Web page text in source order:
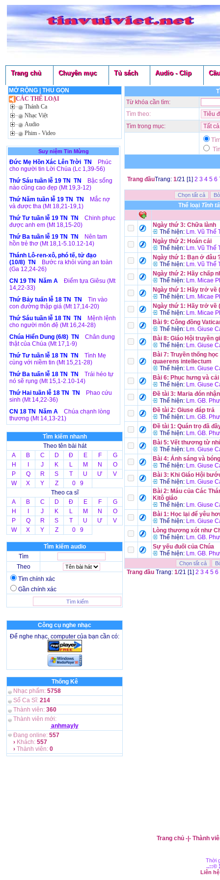
Trang chủ Chuyên mục Tủ sách Audio - Clip
MỞ RỘNG| THU GỌN
CÁC THỂ LOẠI
Thánh Ca
Nhạc Việt
Audio
Phim - Video
Suy niệm Tin Mừng
Đức Mẹ Hồn Xác Lên Trời TN
Phúc
cho người tin Lời Chúa (Lc 1,39-56)
Thứ Sáu tuần lễ 19 TN TN
Bậc sống
nào cũng cao đẹp (Mt 19,3-12)
Thứ Năm tuần lễ 19 TN TN
Mắc nợ
và được tha (Mt 18,21-19,1)
Thứ Tư tuần lễ 19 TN TN
Chinh phục
được anh em (Mt 18,15-20)
Thứ Ba tuần lễ 19 TN TN
Nên tam
hồn trẻ thơ (Mt 18,1-5.10.12-14)
Thánh Lô-ren-xô, phó tế, tử đạo
(10/8) TN
Bước ra khỏi vùng an toàn
(Ga 12,24-26)
CN 19 TN Năm A
Điểm tựa Giêsu (Mt
14,22-33)
Thứ Bảy tuấn lễ 18 TN TN
Tin vào
con đường thập giá (Mt 17,14-20)
Thứ Sáu tuần lễ 18 TN TN
Mệnh lệnh
cho người môn đệ (Mt 16,24-28)
Chúa Hiển Dung (6/8) TN
Chân dung
thật của Chúa (Mt 17,1-9)
Thứ Tư tuần lễ 18 TN TN
Tình Mẹ
cùng với niềm tin (Mt 15,21-28)
Thứ Ba tuấn lễ 18 TN TN
Trái héo tự
nó sẽ rụng (Mt 15,1-2.10-14)
Thứ Hai tuần lễ 18 TN TN
Phao cứu
sinh (Mt 14,22-36)
CN 18 TN Năm A
Chúa chạnh lòng
thương (Mt 14,13-21)
Tìm kiếm nhanh
Theo tên bài hát
A
B C D Đ E F
G
H
J K L M N
O
P
Q R S T U Ư
V
W
X Y Z
0 9
Theo ca sĩ
A
B C D Đ E F
G
H
J K L M N
O
P
Q R S T U Ư
V
W
X Y Z 0 9
Tìm kiếm audio
Tìm
Theo
Tìm chính xác
Gần chính xác
Công cụ nghe nhạc
Để nghe nhạc, computer của bạn cần có:
Thống Kê
Nhạc phẩm: 5758
Số Ca Sĩ: 214
Thành viên: 360
Thành viên mới:
anhmayly
Đang online: 557
› Khách: 557
› Thành viên: 0
Từ khóa cần tìm:
Tìm theo:
Tìm trong mục:
Trang đầuTrang: 1/21 [1] 2 3 4 5 6
Thể loại Tĩnh
Ngày thứ 3: Chữa lành
Thể hiện: Lm. Vũ Thế
Ngày thứ 2: Hoán cải
Thể hiện: Lm. Vũ Thế
Ngày thứ 1: Bạn ở đâu
Thể hiện: Lm. Vũ Thế
Ngày thứ 2: Hãy chấp
Thể hiện: Lm. Micae
Ngày thứ 1: Hãy trở về
Thể hiện: Lm. Micae
Ngày thứ 1: Hãy trở về
Thể hiện: Lm. Micae
Bài 9: Công đồng
Thể hiện: Lm. Giuse
Bài 8: Giáo Hội truyền
Thể hiện: Lm. Giuse
Bài 7: Truyền thống
quaerens intellectum
Thể hiện: Lm. Giuse
Bài 6: Phục hưng và
Thể hiện: Lm. Giuse
Đề tài 3: Maria đón
Thể hiện: Lm. GB.
Đề tài 2: Giuse đáp trả
Thể hiện: Lm. GB.
Đề tài 1: Quán trọ đã
Thể hiện: Lm. GB.
Bài 5: Vết thương từ
Thể hiện: Lm. Giuse
Bài 4: Ánh sáng và
Thể hiện: Lm. Giuse
Bài 3: Khi Giáo Hội
Thể hiện: Lm. Giuse
Bài 2: Máu của Các
Kitô giáo
Thể hiện: Lm. Giuse
Bài 1: Học lại để yêu
Thể hiện: Lm. Giuse
Lòng thương xót như
Thể hiện: Lm. GB.
Sự yếu đuối của Chúa
Thể hiện: Lm. GB.
Trang đầuTrang: 1/21 [1] 2 3 4 5 6
Trang chủ-|- Thành
Thời
..::©
Liên